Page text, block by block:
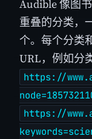
Audible 像图
重叠的分类，
个。每个分类
URL，例如分
https://
https://